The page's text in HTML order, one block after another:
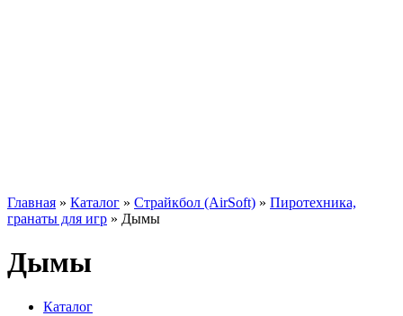
Главная » Каталог » Страйкбол (AirSoft) » Пиротехника,
гранаты для игр » Дымы
Дымы
Каталог